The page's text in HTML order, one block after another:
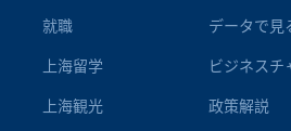
就職
上海留学
上海観光
データで見
ビジネスチ
政策解説